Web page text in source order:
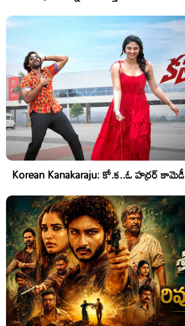
Korean Kanakaraju: కో.క..ఓ హర్రర్ కామెడీ